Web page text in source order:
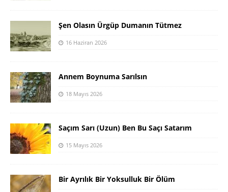
Şen Olasın Ürgüp Dumanın Tütmez
16 Haziran 2026
Annem Boynuma Sarılsın
18 Mayıs 2026
Saçım Sarı (Uzun) Ben Bu Saçı Satarım
15 Mayıs 2026
Bir Ayrılık Bir Yoksulluk Bir Ölüm